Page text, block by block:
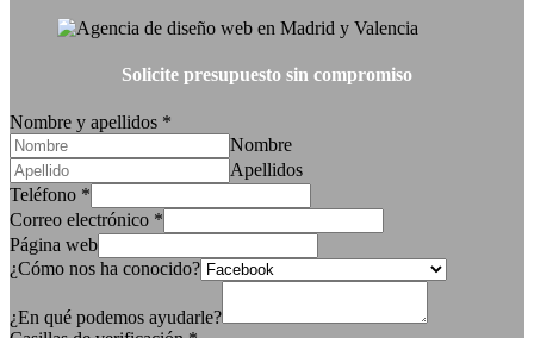
Solicite presupuesto sin compromiso
Nombre y apellidos *
Nombre
Apellidos
Teléfono *
Correo electrónico *
Página web
¿Cómo nos ha conocido?
¿En qué podemos ayudarle?